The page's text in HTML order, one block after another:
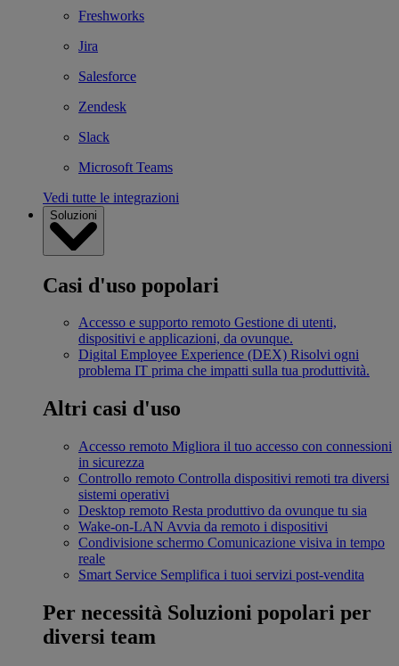
Freshworks
Jira
Salesforce
Zendesk
Slack
Microsoft Teams
Vedi tutte le integrazioni
Soluzioni
Casi d'uso popolari
Accesso e supporto remoto Gestione di utenti,
dispositivi e applicazioni, da ovunque.
Digital Employee Experience (DEX) Risolvi ogni
problema IT prima che impatti sulla tua produttività.
Altri casi d'uso
Accesso remoto Migliora il tuo accesso con connessioni
in sicurezza
Controllo remoto Controlla dispositivi remoti tra diversi
sistemi operativi
Desktop remoto Resta produttivo da ovunque tu sia
Wake-on-LAN Avvia da remoto i dispositivi
Condivisione schermo Comunicazione visiva in tempo
reale
Smart Service Semplifica i tuoi servizi post-vendita
Per necessità Soluzioni popolari per
diversi team